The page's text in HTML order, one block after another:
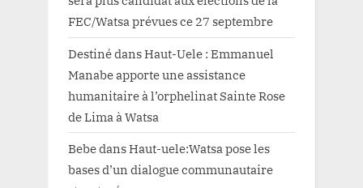
FEC/Watsa prévues ce 27 septembre
DestinédansHaut-Uele : Emmanuel
Manabe apporte une assistance
humanitaire à l’orphelinat Sainte Rose
de Lima à Watsa
BebedansHaut-uele:Watsa pose les
bases d’un dialogue communautaire